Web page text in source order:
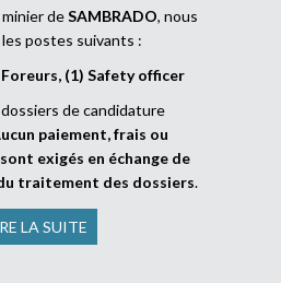
deSAMBRADO, nous
postes suivants :
(1) Safety officer
de candidature
paiement, frais ou
exigés en échange de
traitement des dossiers.
LA SUITE